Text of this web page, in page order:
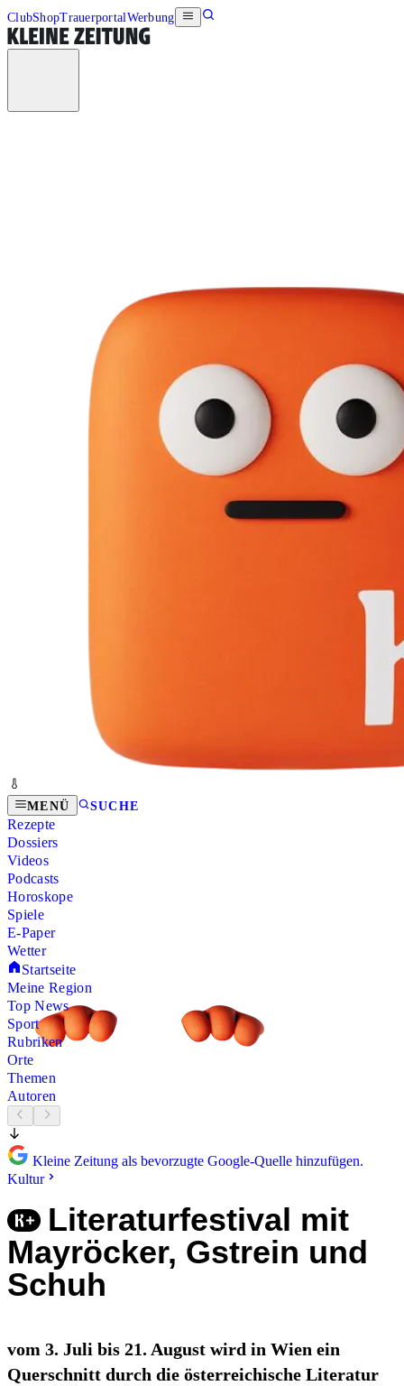
ClubShopTrauerportalWerbung
MENÜ SUCHE
Rezepte
Dossiers
Videos
Podcasts
Horoskope
Spiele
E-Paper
Wetter
Startseite
Meine Region
Top News
Sport
Rubriken
Orte
Themen
Autoren
Kleine Zeitung als bevorzugte Google-Quelle hinzufügen.
Kultur
Literaturfestival mit
Mayröcker, Gstrein und
Schuh
vom 3. Juli bis 21. August wird in Wien ein
Querschnitt durch die österreichische Literatur